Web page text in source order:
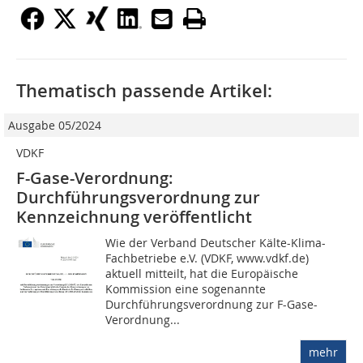
Thematisch passende Artikel:
Ausgabe 05/2024
VDKF
F-Gase-Verordnung:
Durchführungsverordnung zur
Kennzeichnung veröffentlicht
Wie der Verband Deutscher Kälte-Klima-
Fachbetriebe e.V. (VDKF, www.vdkf.de)
aktuell mitteilt, hat die Europäische
Kommission eine sogenannte
Durchführungsverordnung zur F-Gase-
Verordnung...
mehr